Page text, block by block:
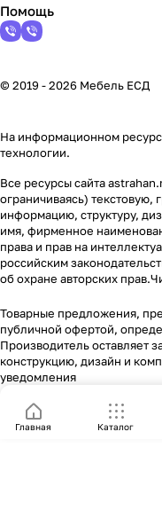
Помощь
© 2019 - 2026 Мебель ЕСД
На информационном
технологии.
Все ресурсы сайта
ограничиваясь)
информацию, структуру,
имя, фирменное
права и прав на
российским
об охране авторских прав.
Товарные предложения,
публичной офертой,
Производитель оставляет
конструкцию, дизайн и
уведомления
Главная Каталог